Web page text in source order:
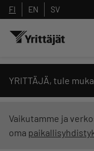
FI EN SV
YRITTÄJÄ, tule
Vaikutamme ja
oma
Hae
Yrittäjien